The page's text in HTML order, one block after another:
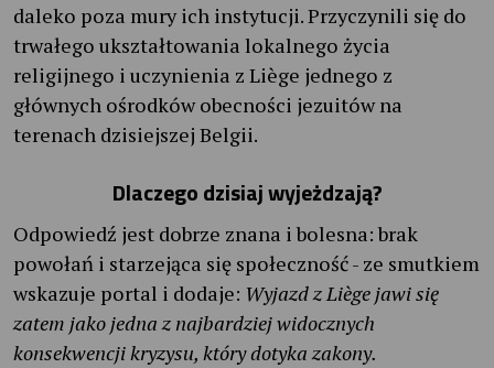
daleko poza mury ich instytucji. Przyczynili się do
trwałego ukształtowania lokalnego życia
religijnego i uczynienia z Liège jednego z
głównych ośrodków obecności jezuitów na
terenach dzisiejszej Belgii.
Dlaczego dzisiaj wyjeżdzają?
Odpowiedź jest dobrze znana i bolesna: brak
powołań i starzejąca się społeczność - ze smutkiem
wskazuje portal i dodaje: Wyjazd z Liège jawi się
zatem jako jedna z najbardziej widocznych
konsekwencji kryzysu, który dotyka zakony.